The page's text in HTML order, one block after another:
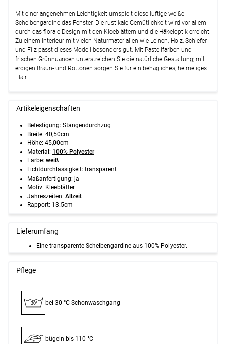
Mit einer angenehmen Leichtigkeit umspielt diese luftige weiße
Scheibengardine das Fenster. Die rustikale Gemütlichkeit wird vor allem
durch das florale Design mit den Kleeblättern und die Häkeloptik erreicht.
Zu einem Interieur mit vielen Naturmaterialien wie Leinen, Holz, Schiefer
und Filz passt dieses Modell besonders gut. Mit Pastellfarben und
frischen Grünnuancen unterstreichen Sie die natürliche Gestaltung; mit
erdigen Braun- und Rottönen sorgen Sie für ein behagliches, heimeliges
Flair.
Artikeleigenschaften
Befestigung: Stangendurchzug
Breite: 40,50cm
Höhe: 45,00cm
Material: 100% Polyester
Farbe: weiß
Lichtdurchlässigkeit: transparent
Maßanfertigung: ja
Motiv: Kleeblätter
Jahreszeiten: Allzeit
Rapport: 13.5cm
Lieferumfang
Eine transparente Scheibengardine aus 100% Polyester.
Pflege
30° bei 30 °C Schon­waschgang
bügeln bis 110 °C